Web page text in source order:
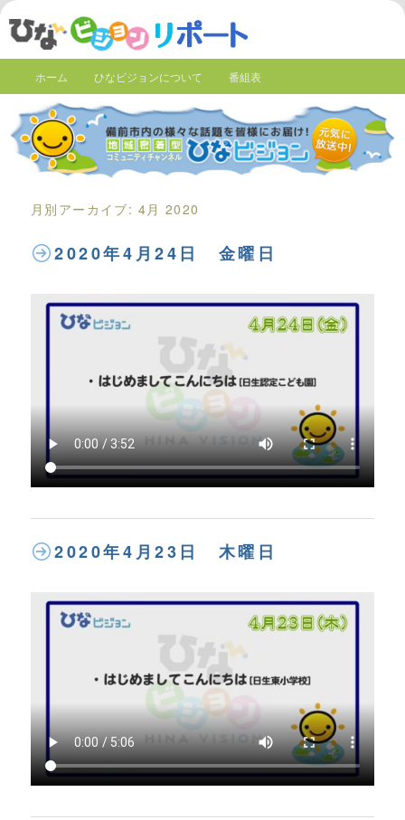
ホーム ひなビジョンについて 番組表
月別アーカイブ: 4月 2020
2020年4月24日 金曜日
2020年4月23日 木曜日